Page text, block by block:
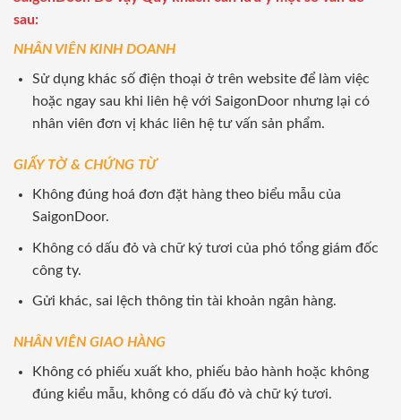
sau:
NHÂN VIÊN KINH DOANH
Sử dụng khác số điện thoại ở trên website để làm việc
hoặc ngay sau khi liên hệ với SaigonDoor nhưng lại có
nhân viên đơn vị khác liên hệ tư vấn sản phẩm.
GIẤY TỜ & CHỨNG TỪ
Không đúng hoá đơn đặt hàng theo biểu mẫu của
SaigonDoor.
Không có dấu đỏ và chữ ký tươi của phó tổng giám đốc
công ty.
Gửi khác, sai lệch thông tin tài khoản ngân hàng.
NHÂN VIÊN GIAO HÀNG
Không có phiếu xuất kho, phiếu bảo hành hoặc không
đúng kiểu mẫu, không có dấu đỏ và chữ ký tươi.